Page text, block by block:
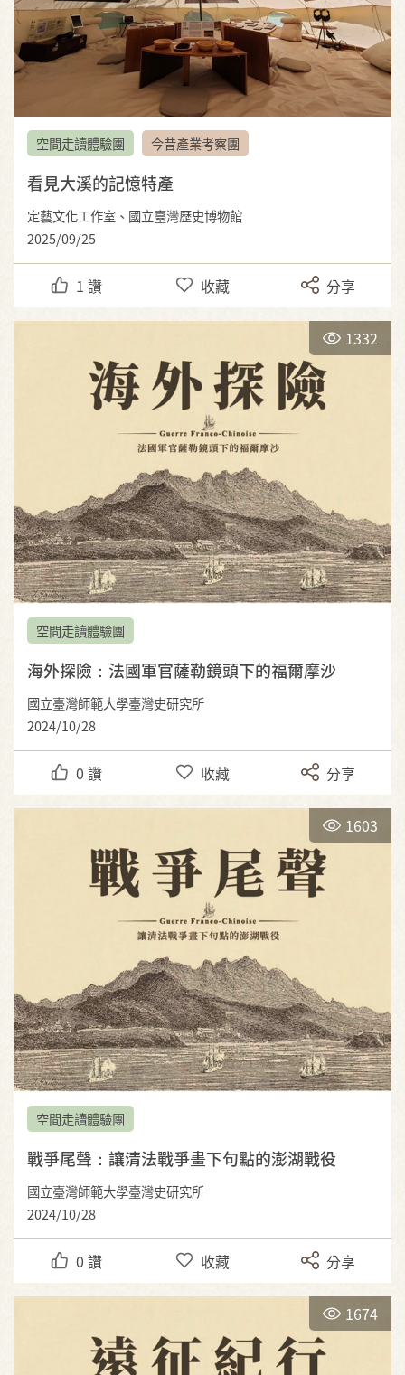
空間走讀體驗團 今昔產業考察團
看見大溪的記憶特產
定藝文化工作室、國立臺灣歷史博物館
2025/09/25
1 讚 收藏 分享
1332
空間走讀體驗團
海外探險：法國軍官薩勒鏡頭下的福爾摩沙
國立臺灣師範大學臺灣史研究所
2024/10/28
0 讚 收藏 分享
1603
空間走讀體驗團
戰爭尾聲：讓清法戰爭畫下句點的澎湖戰役
國立臺灣師範大學臺灣史研究所
2024/10/28
0 讚 收藏 分享
1674